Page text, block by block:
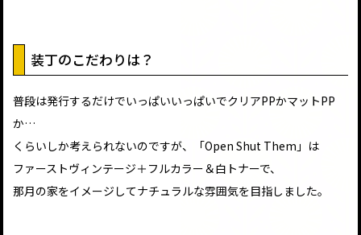
装丁のこだわりは？
普段は発行するだけでいっぱいいっぱいでクリアPPかマットPP
か…
くらいしか考えられないのですが、「Open Shut Them」は
ファーストヴィンテージ＋フルカラー＆白トナーで、
那月の家をイメージしてナチュラルな雰囲気を目指しました。